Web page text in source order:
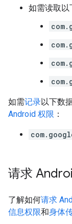
如需读取以
如需记录以下数
Android 权限 ：
请求
了解如何请求
信息权限和身体